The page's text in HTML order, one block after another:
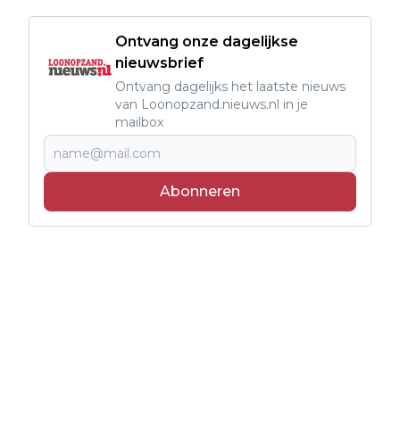
Ontvang onze dagelijkse
nieuwsbrief
Ontvang dagelijks het laatste nieuws
van Loonopzand.nieuws.nl in je
mailbox
Abonneren